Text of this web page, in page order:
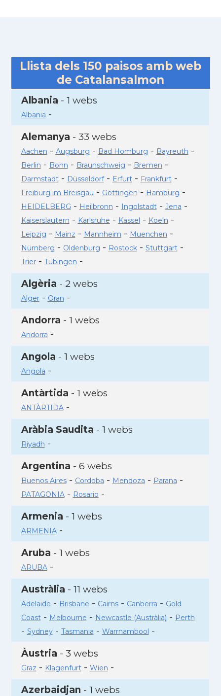
Llista dels 150 paisos amb web
de Catalansalmon
Albania - 1 webs
Albania -
Alemanya - 33 webs
Aachen - Augsburg - Bad Homburg - Bayreuth -
Berlin - Bonn - Braunschweig - Bremen -
Darmstadt- Düsseldorf- Erfurt- Frankfurt-
Freiburg im Breisgau - Gottingen - Hamburg -
HEIDELBERG - Heilbronn - Ingolstadt- Jena -
Kaiserslautern - Karlsruhe - Kassel - Koeln -
Leipzig - Mainz - Mannheim - Muenchen -
Nürnberg - Oldenburg - Rostock- Stuttgart-
Trier- Tübingen -
Algèria - 2 webs
Alger- Oran -
Andorra - 1 webs
Andorra -
Angola - 1 webs
Angola -
Antàrtida - 1 webs
ANTÀRTIDA-
Aràbia Saudita - 1 webs
Riyadh -
Argentina - 6 webs
Buenos Aires- Cordoba - Mendoza - Parana -
PATAGONIA- Rosario -
Armenia - 1 webs
ARMENIA-
Aruba - 1 webs
ARUBA-
Austràlia - 11 webs
Adelaide - Brisbane - Cairns- Canberra - Gold
Coast- Melbourne - Newcastle (Austràlia) - Perth
- Sydney- Tasmania - Warrnambool -
Àustria - 3 webs
Graz - Klagenfurt- Wien -
Azerbaidjan - 1 webs